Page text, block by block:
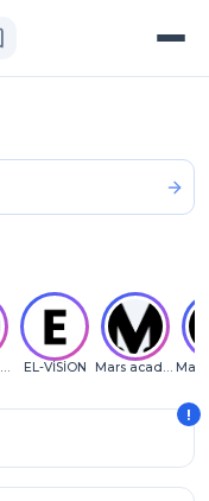
Miniso Co LLC EL-VİSİON Mars academy
!